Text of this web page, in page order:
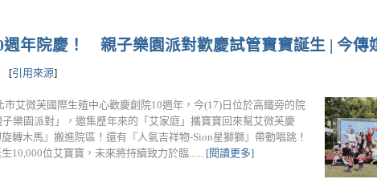
週年院慶！ 親子樂園派對歡慶試管寶寶誕生 | 今傳
[引用來源]
市艾微芙國際生殖中心歡慶創院10週年，今(17)日位於高鐵旁的院
樂園派對」，邀集歷年來的「艾家庭」攜寶寶回來幫艾微芙慶
轉木馬』搬進院區！還有『人氣吉祥物-Sion星獅獅』帶動唱跳！
10,000位艾寶寶，未來將持續致力於臨...... [閱讀更多]